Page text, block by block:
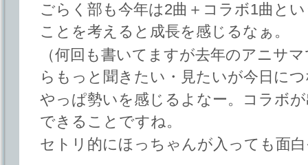
ごらく部も今年は2曲＋コラボ1曲と
ことを考えると成長を感じるなぁ。
（何回も書いてますが去年のアニサ
らもっと聞きたい・見たいが今日に
やっぱ勢いを感じるよなー。コラボ
できることですね。
セトリ的にほっちゃんが入っても面